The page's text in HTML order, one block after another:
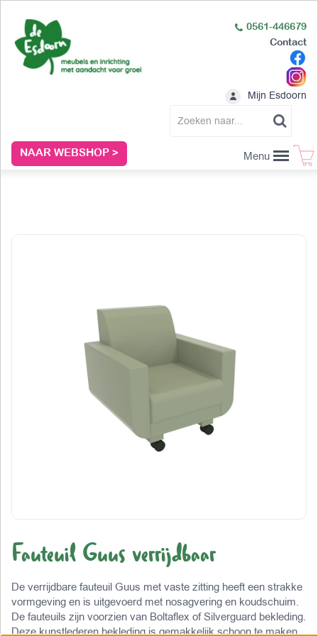
NAAR WEBSHOP >
0561-446679
Contact
Mijn Esdoorn
Menu
Fauteuil Guus verrijdbaar
De verrijdbare fauteuil Guus met vaste zitting heeft een strakke
vormgeving en is uitgevoerd met nosagvering en koudschuim.
De fauteuils zijn voorzien van Boltaflex of Silverguard bekleding.
Deze kunstlederen bekleding is gemakkelijk schoon te maken,